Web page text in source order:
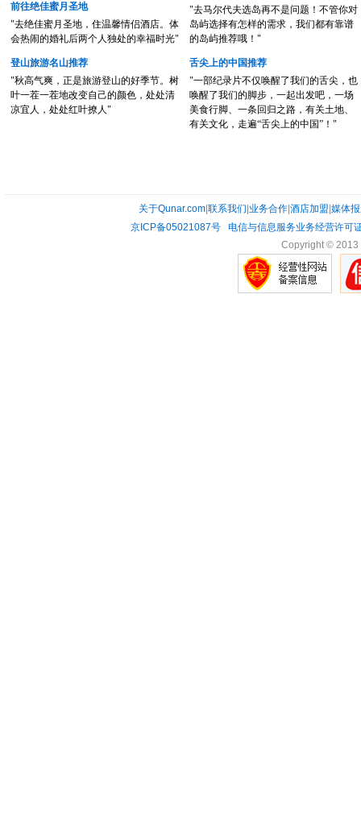
前往绝佳蜜月圣地
"去绝佳蜜月圣地，住温馨情侣酒店。体
会热闹的婚礼后两个人独处的幸福时光"
登山旅游名山推荐
"秋高气爽，正是旅游登山的好季节。树
叶一茬一茬地改变自己的颜色，处处清
凉宜人，处处红叶撩人"
"去马尔代夫选岛再不是问题！不管你对
岛屿选择有怎样的需求，我们都有靠谱
的岛屿推荐哦！"
舌尖上的中国推荐
"一部纪录片不仅唤醒了我们的舌尖，也
唤醒了我们的脚步，一起出发吧，一场
美食行脚、一条回归之路，有关土地、
有关文化，走遍“舌尖上的中国”！"
关于Qunar.com|联系我们|业务合作|酒店加盟|媒体
京ICP备05021087号
电信与信息服务业务经营许可
Copyright © 2013